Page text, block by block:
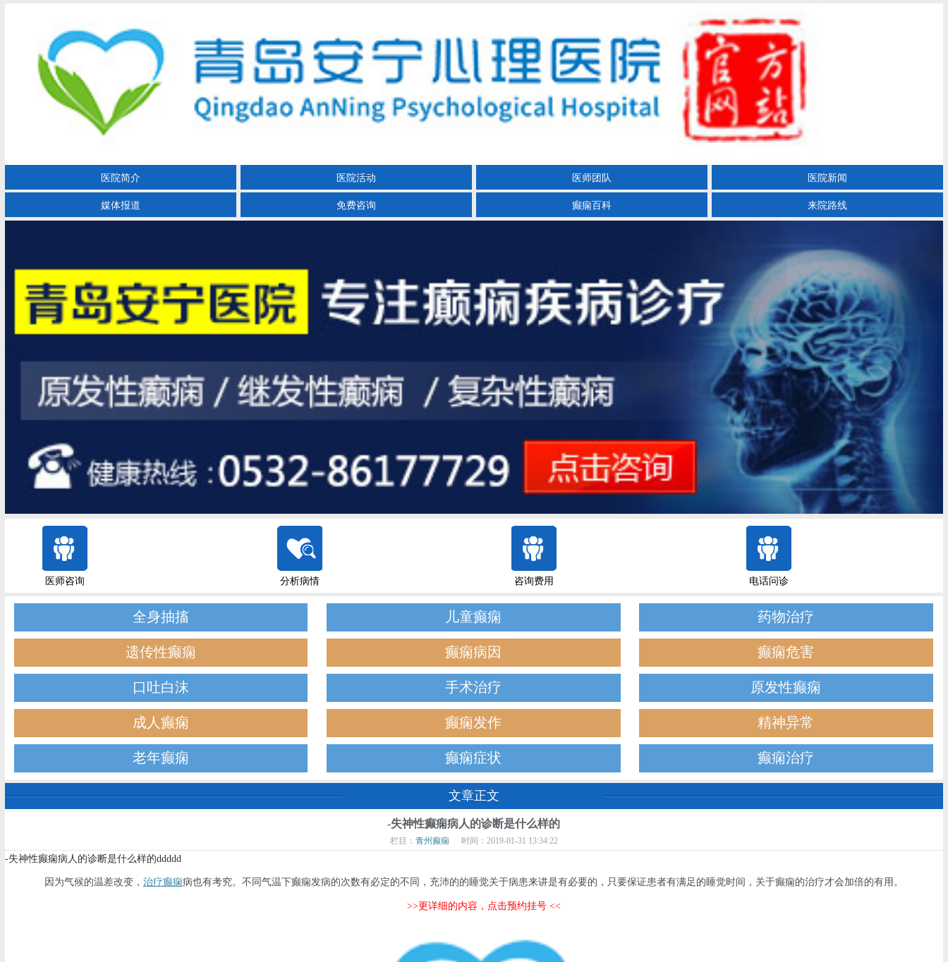
医院简介 医院活动 医师团队 医院新闻
媒体报道 免费咨询 癫痫百科 来院路线
医师咨询 分析病情 咨询费用 电话问诊
全身抽搐 儿童癫痫 药物治疗
遗传性癫痫 癫痫病因 癫痫危害
口吐白沫 手术治疗 原发性癫痫
成人癫痫 癫痫发作 精神异常
老年癫痫 癫痫症状 癫痫治疗
文章正文
-失神性癫痫病人的诊断是什么样的
栏目： 青州癫痫 时间：2019-01-31 13:34:22
-失神性癫痫病人的诊断是什么样的ddddd
因为气候的温差改变， 治疗癫痫病也有考究。不同气温下癫痫发病的次数有必定的不同，充沛的的睡觉关于病患来讲是有必要的，只要保证患者有满足的睡觉时间，关于癫痫的治疗才会加倍的有用。
>>更详细的内容，点击预约挂号 <<